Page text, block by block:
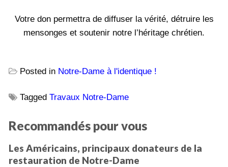
Votre don permettra de diffuser la vérité, détruire les
mensonges et soutenir notre l’héritage chrétien.
Posted in Notre-Dame à l'identique !
Tagged Travaux Notre-Dame
Recommandés pour vous
Les Américains, principaux donateurs de la
restauration de Notre-Dame